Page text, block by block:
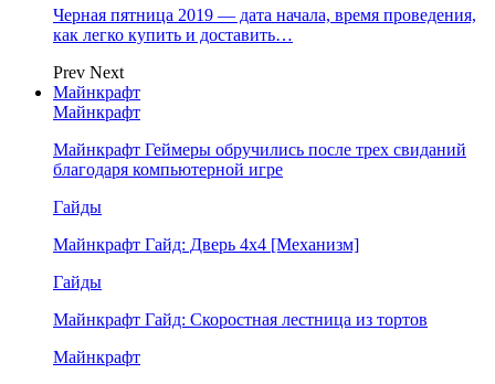
Черная пятница 2019 — дата начала, время проведения,
как легко купить и доставить…
Prev Next
Майнкрафт
Майнкрафт
Майнкрафт Геймеры обручились после трех свиданий
благодаря компьютерной игре
Гайды
Майнкрафт Гайд: Дверь 4х4 [Механизм]
Гайды
Майнкрафт Гайд: Скоростная лестница из тортов
Майнкрафт